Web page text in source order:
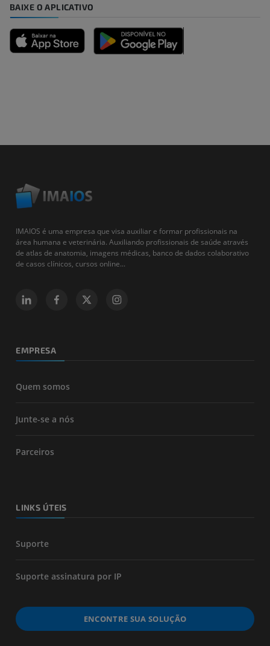
BAIXE O APLICATIVO
IMAIOS é uma empresa que visa auxiliar e formar profissionais na
área humana e veterinária. Auxiliando profissionais de saúde através
de atlas de anatomia, imagens médicas, banco de dados colaborativo
de casos clínicos, cursos online...
EMPRESA
Quem somos
Junte-se a nós
Parceiros
LINKS ÚTEIS
Suporte
Suporte assinatura por IP
ENCONTRE SUA SOLUÇÃO